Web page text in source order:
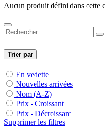
Aucun produit défini dans cette
Trier par
En vedette
Nouvelles arrivées
Nom (A-Z)
Prix - Croissant
Prix - Décroissant
Supprimer les filtres